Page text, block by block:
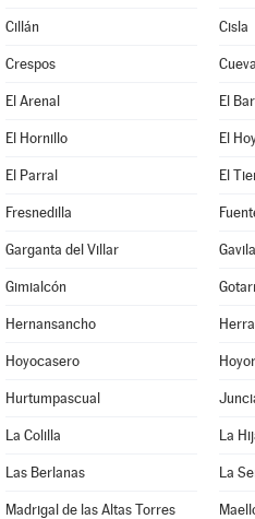
Cillán Cisla
Crespos
El Arenal El
El Hornillo El
El Parral El
Fresnedilla
Garganta del Villar
Gimialcón
Hernansancho
Hoyocasero
Hurtumpascual
La Colilla La
Las Berlanas La
Madrigal de las Altas Torres